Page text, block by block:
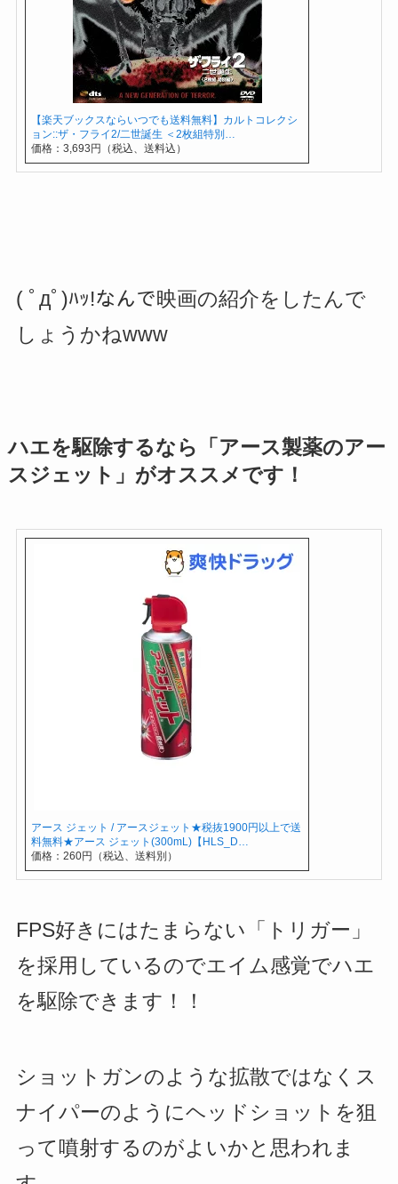
【楽天ブックスならいつでも送料無料】カルトコレクシ
ョン::ザ・フライ2/二世誕生 ＜2枚組特別…
価格：3,693円（税込、送料込）
( ﾟдﾟ)ﾊｯ!なんで映画の紹介をしたんで
しょうかねwww
ハエを駆除するなら「アース製薬のアー
スジェット」がオススメです！
アース ジェット / アースジェット★税抜1900円以上で送
料無料★アース ジェット(300mL)【HLS_D…
価格：260円（税込、送料別）
FPS好きにはたまらない「トリガー」
を採用しているのでエイム感覚でハエ
を駆除できます！！
ショットガンのような拡散ではなくス
ナイパーのようにヘッドショットを狙
って噴射するのがよいかと思われま